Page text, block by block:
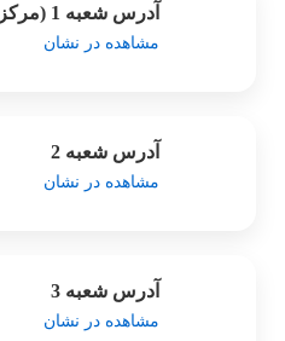
آدرس شعبه 1 (مرکزی)
مشاهده در نشان
آدرس شعبه 2
مشاهده در نشان
آدرس شعبه 3
مشاهده در نشان